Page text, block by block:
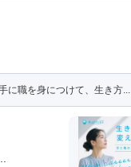
に職を身につけて、生き方...